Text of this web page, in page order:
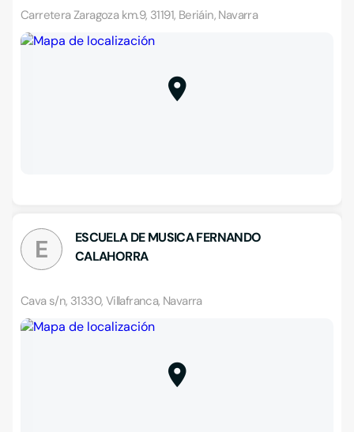
Carretera Zaragoza km.9, 31191, Beriáin, Navarra
E
ESCUELA DE MUSICA FERNANDO
CALAHORRA
Cava s/n, 31330, Villafranca, Navarra